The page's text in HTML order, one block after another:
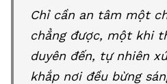
Chỉ cần an tâm một
chẳng được, một khi
duyên đến, tự nhiên
khắp nơi đều bừng